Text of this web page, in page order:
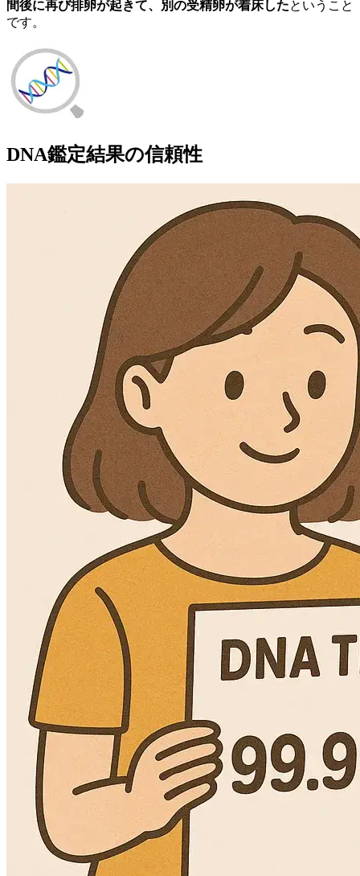
間後に再び排卵が起きて、別の受精卵が着床したということ
です。
DNA鑑定結果の信頼性